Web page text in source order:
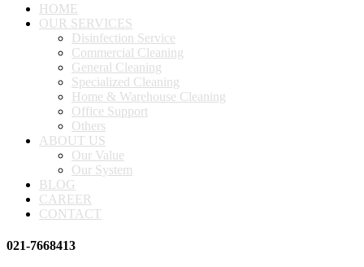
HOME
OUR SERVICES
Disinfection Service
Commercial Cleaning
General Cleaning
Specialized Cleaning
Home & Warehouse Cleaning
Office Support
Others
ABOUT US
Our Value
Our System
BLOG
CAREER
CONTACT
021-7668413